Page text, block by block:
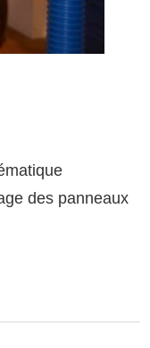
des panneaux